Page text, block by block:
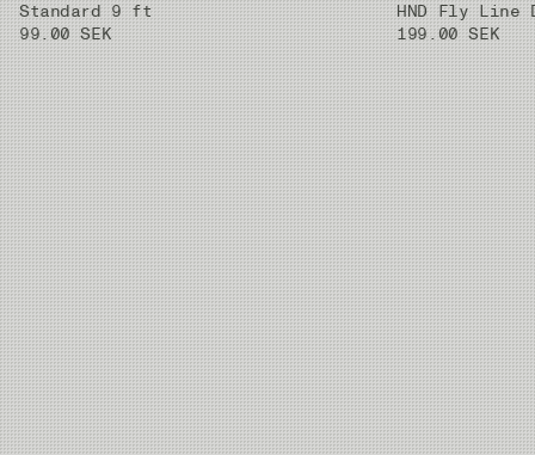
Standard 9 ft
99.00 SEK
HND Fly Line
199.00 SEK